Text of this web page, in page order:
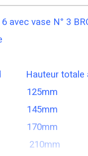
avec vase N° 3
Hauteur totale